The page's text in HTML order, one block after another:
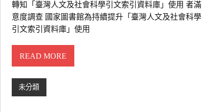
轉知「臺灣人文及社會科學引文索引資料庫」使用 者滿
意度調查 國家圖書館為持續提升「臺灣人文及社會科學
引文索引資料庫」使用
READ MORE
未分類